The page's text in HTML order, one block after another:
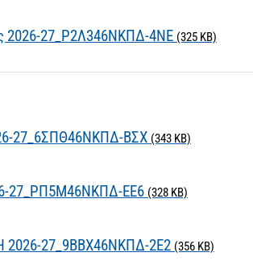
2026-27_Ρ2Λ346ΝΚΠΔ-4ΝΕ (325 KB)
27_6ΣΠΘ46ΝΚΠΔ-ΒΣΧ (343 KB)
27_ΡΠ5Μ46ΝΚΠΔ-ΕΕ6 (328 KB)
27_9ΒΒΧ46ΝΚΠΔ-2Ε2 (356 KB)